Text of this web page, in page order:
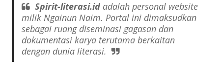
Spirit-literasi.idadalah personal website
milik Ngainun Naim. Portal ini dimaksudkan
sebagai ruang diseminasi gagasan dan
dokumentasi karya terutama berkaitan
dengan dunia literasi.